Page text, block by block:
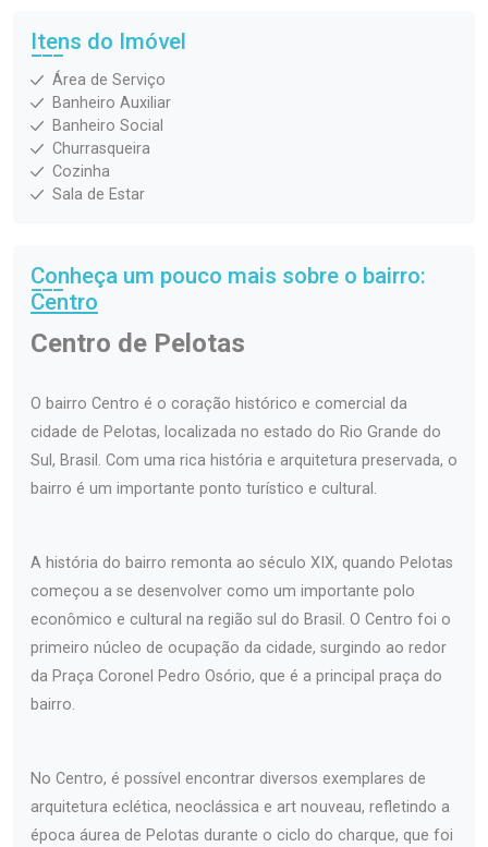
Itens do Imóvel
Área de Serviço
Banheiro Auxiliar
Banheiro Social
Churrasqueira
Cozinha
Sala de Estar
Conheça um pouco mais sobre o bairro:
Centro
Centro de Pelotas
O bairro Centro é o coração histórico e comercial da
cidade de Pelotas, localizada no estado do Rio Grande do
Sul, Brasil. Com uma rica história e arquitetura preservada, o
bairro é um importante ponto turístico e cultural.
A história do bairro remonta ao século XIX, quando Pelotas
começou a se desenvolver como um importante polo
econômico e cultural na região sul do Brasil. O Centro foi o
primeiro núcleo de ocupação da cidade, surgindo ao redor
da Praça Coronel Pedro Osório, que é a principal praça do
bairro.
No Centro, é possível encontrar diversos exemplares de
arquitetura eclética, neoclássica e art nouveau, refletindo a
época áurea de Pelotas durante o ciclo do charque, que foi